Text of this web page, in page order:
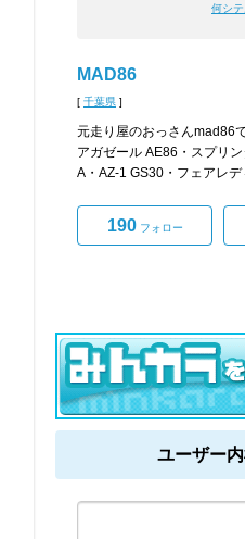
何シテ
MAD86
[ 千葉県 ]
元走り屋のおっさんmad86
アガゼール AE86・スプリ
A・AZ-1 GS30・フェアレデ
190フォロー
ユーザー